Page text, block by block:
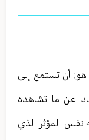
أن تستمع إلى
عن ما تشاهده
المؤثر الذي